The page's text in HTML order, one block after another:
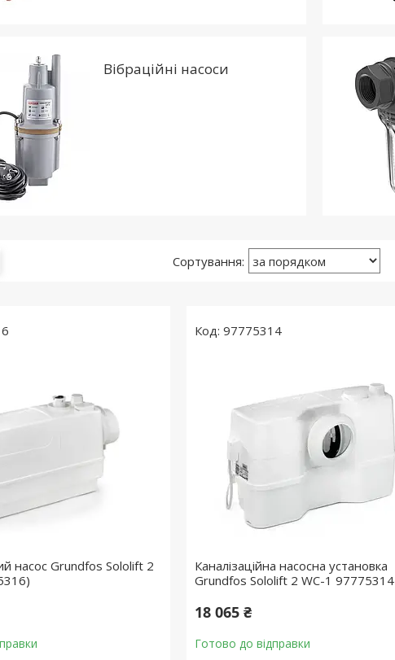
Вібраційні насоси
насос Grundfos Sololift 2
97775314
Каналізаційна насосна установка
Grundfos Sololift 2 WC-1 97775314
18 065 ₴
Готово до відправки